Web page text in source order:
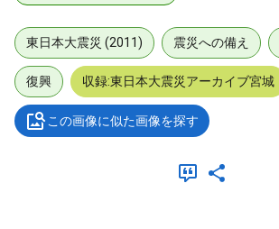
東日本大震災 (2011) 震災への備え
復興 収録:東日本大震災アーカイブ宮城
この画像に似た画像を探す